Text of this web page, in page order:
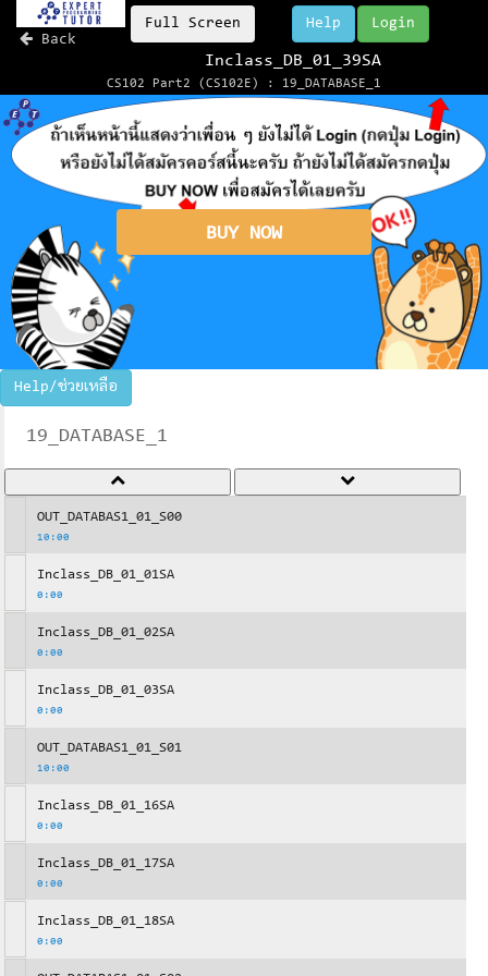
Back
Full Screen Login
Help
Inclass_DB_01_39SA
CS102 Part2 (CS102E) : 19_DATABASE_1
BUY NOW
Help/ช่วยเหลือ
19_DATABASE_1
OUT_DATABAS1_01_S00
10:00
Inclass_DB_01_01SA
0:00
Inclass_DB_01_02SA
0:00
Inclass_DB_01_03SA
0:00
OUT_DATABAS1_01_S01
10:00
Inclass_DB_01_16SA
0:00
Inclass_DB_01_17SA
0:00
Inclass_DB_01_18SA
0:00